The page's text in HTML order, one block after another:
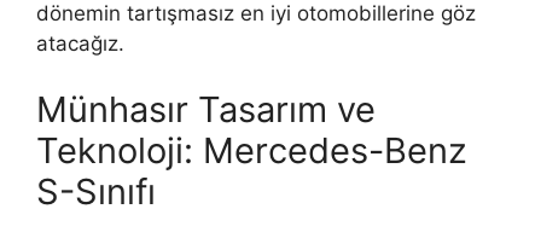
dönemin tartışmasız en iyi otomobillerine göz
atacağız.
Münhasır Tasarım ve
Teknoloji: Mercedes-Benz
S-Sınıfı